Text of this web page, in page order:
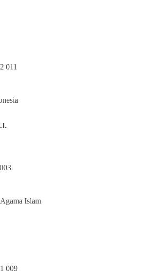
011
Islam
009